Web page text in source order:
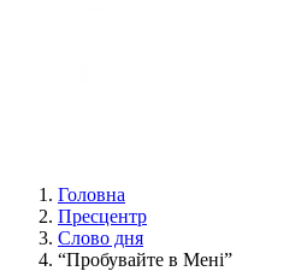
Головна
Пресцентр
Слово дня
“Пробувайте в Мені”